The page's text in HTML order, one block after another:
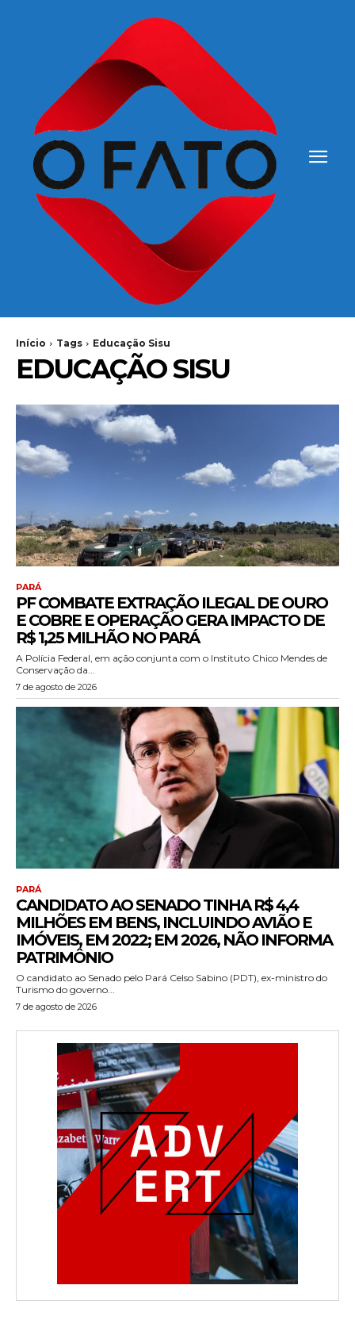
Início Tags Educação Sisu
EDUCAÇÃO SISU
PARÁ
PF COMBATE EXTRAÇÃO ILEGAL DE OURO
E COBRE E OPERAÇÃO GERA IMPACTO DE
R$ 1,25 MILHÃO NO PARÁ
A Polícia Federal, em ação conjunta com o Instituto Chico Mendes de
Conservação da...
7 de agosto de 2026
PARÁ
CANDIDATO AO SENADO TINHA R$ 4,4
MILHÕES EM BENS, INCLUINDO AVIÃO E
IMÓVEIS, EM 2022; EM 2026, NÃO INFORMA
PATRIMÔNIO
O candidato ao Senado pelo Pará Celso Sabino (PDT), ex-ministro do
Turismo do governo...
7 de agosto de 2026